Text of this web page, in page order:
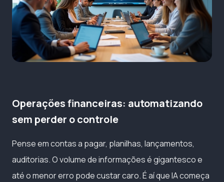
Operações financeiras: automatizando
sem perder o controle
Pense em contas a pagar, planilhas, lançamentos,
auditorias. O volume de informações é gigantesco e
até o menor erro pode custar caro. É aí que IA começa